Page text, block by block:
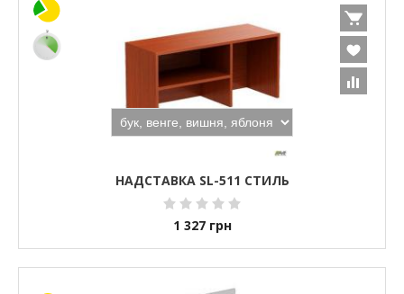
НАДСТАВКА SL-511 СТИЛЬ
1 327 грн